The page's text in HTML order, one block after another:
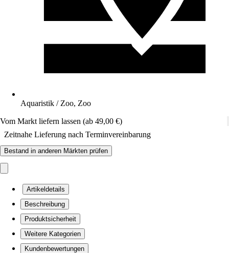
Aquaristik / Zoo, Zoo
Vom Markt liefern lassen (ab 49,00 €)
Zeitnahe Lieferung nach Terminvereinbarung
Bestand in anderen Märkten prüfen
Artikeldetails
Beschreibung
Produktsicherheit
Weitere Kategorien
Kundenbewertungen